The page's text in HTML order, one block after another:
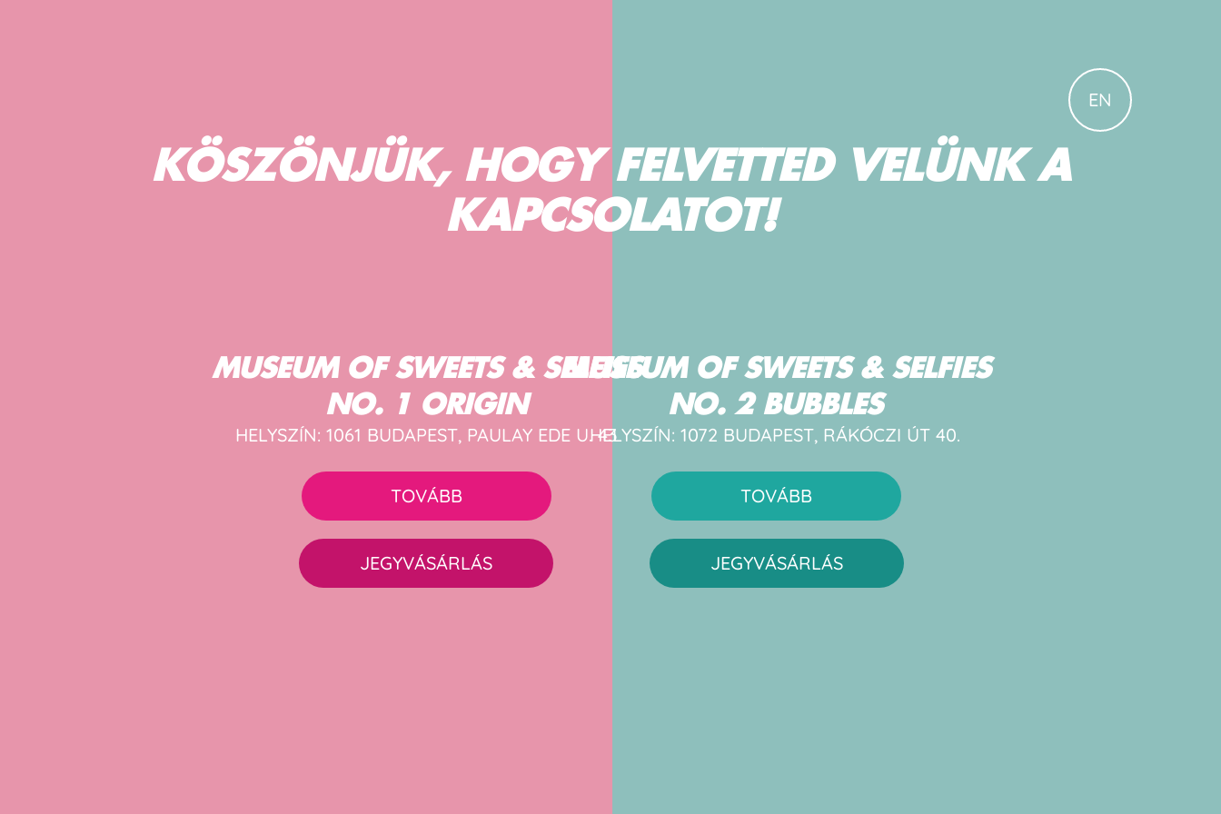
KÖSZÖNJÜK, HOGY FELVETTED VELÜNK A
KAPCSOLATOT!
MUSEUM OF SWEETS & SELFIES
NO. 1 ORIGIN
HELYSZÍN: 1061 BUDAPEST, PAULAY EDE U. 43
TOVÁBB
JEGYVÁSÁRLÁS
EN
MUSEUM OF SWEETS & SELFIES
NO. 2 BUBBLES
HELYSZÍN: 1072 BUDAPEST, RÁKÓCZI ÚT 40.
TOVÁBB
JEGYVÁSÁRLÁS